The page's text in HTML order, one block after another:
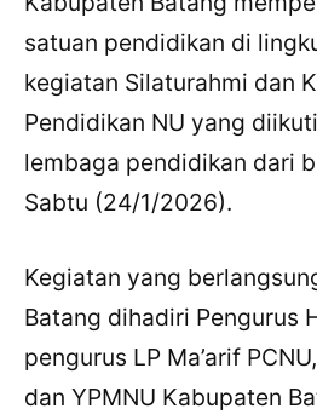
satuan pendidikan di
kegiatan Silaturahmi dan
Pendidikan NU yang
lembaga pendidikan dari
Sabtu (24/1/2026).
Kegiatan yang
Batang dihadiri Pengurus
pengurus LP Ma’arif
dan YPMNU Kabupaten